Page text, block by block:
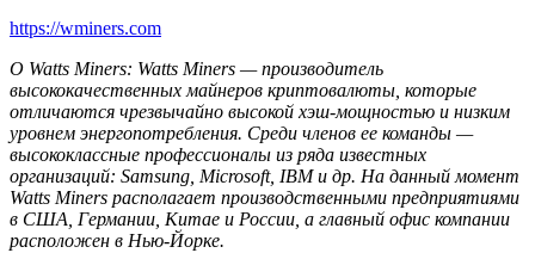
https://wminers.com
О Watts Miners: Watts Miners — производитель
высококачественных майнеров криптовалюты, которые
отличаются чрезвычайно высокой хэш-мощностью и низким
уровнем энергопотребления. Среди членов ее команды —
высококлассные профессионалы из ряда известных
организаций: Samsung Microsoft, IBMи др. На данный момент
Watts Miners располагает производственными предприятиями
в США, Германии, Китае и России, а главный офис компании
расположен в Нью-Йорке.